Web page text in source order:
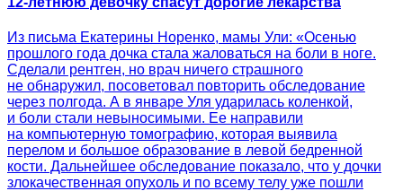
Из письма Екатерины Норенко, мамы Ули: «Осенью
прошлого года дочка стала жаловаться на боли в ноге.
Сделали рентген, но врач ничего страшного
не обнаружил, посоветовал повторить обследование
через полгода. А в январе Уля ударилась коленкой,
и боли стали невыносимыми. Ее направили
на компьютерную томографию, которая выявила
перелом и большое образование в левой бедренной
кости. Дальнейшее обследование показало, что у дочки
злокачественная опухоль и по всему телу уже пошли